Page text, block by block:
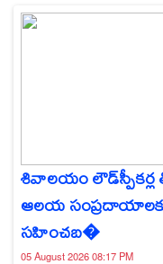
శివాలయం లౌడ్‌స్పీకర్ల
ఆలయ సంప్రదాయాలకు
సహించబ�
05 August 2026 08:17 PM